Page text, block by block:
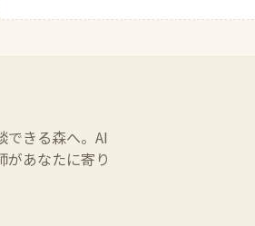
できる森へ。AI
があなたに寄り